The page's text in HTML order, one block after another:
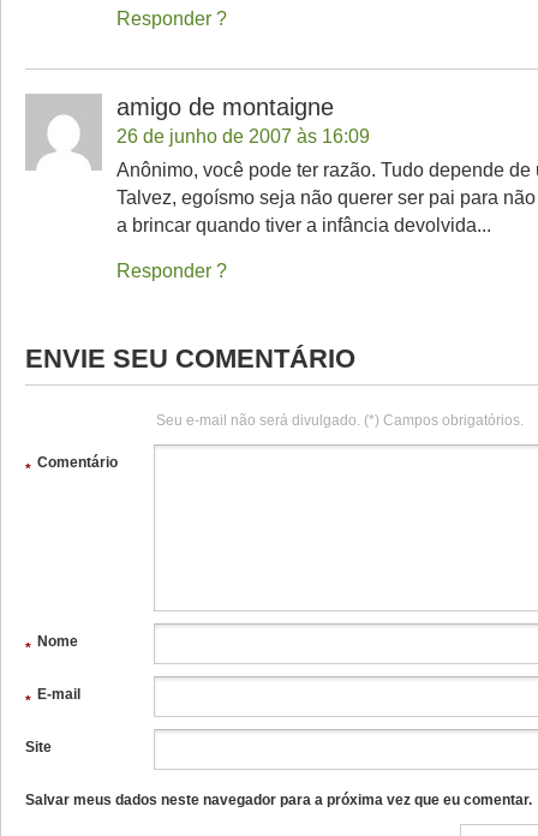
Responder
amigo de montaigne
26 de junho de 2007 às 16:09
Anônimo, você pode ter razão. Tudo depende de
Talvez, egoísmo seja não querer ser pai para
a brincar quando tiver a infância devolvida...
Responder
ENVIE SEU COMENTÁRIO
Seu e-mail não será divulgado. (*) Campos obrigatórios.
Comentário
*
Nome
*
E-mail
*
Site
Salvar meus dados neste navegador para a próxima vez que eu comentar.